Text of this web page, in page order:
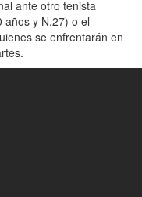
ante otro tenista
años y N.27) o el
se enfrentarán en